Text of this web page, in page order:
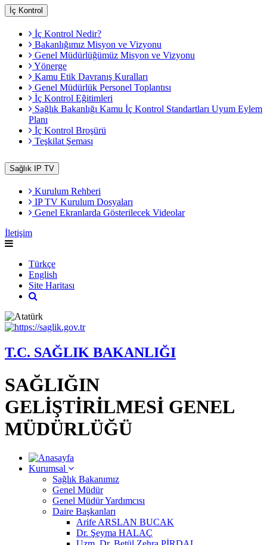
İç Kontrol
İç Kontrol Nedir?
Bakanlığımız Misyon ve Vizyonu
Genel Müdürlüğümüz Misyon ve Vizyonu
Yönerge
Kamu Etik Davranış Kuralları
Genel Müdürlük Personel Toplantısı
İç Kontrol Eğitimleri
Sağlık Bakanlığı Kamu İç Kontrol Standartları Uyum Eylem
Planı
İç Kontrol Broşürü
Teşkilat Şeması
Sağlık IP TV
Kurulum Rehberi
IP TV Kurulum Dosyaları
Genel Ekranlarda Gösterilecek Videolar
İletişim
Türkçe
English
Site Haritası
T.C. SAĞLIK BAKANLIĞI
SAĞLIĞIN
GELİŞTİRİLMESİ GENEL
MÜDÜRLÜĞÜ
Kurumsal
Sağlık Bakanımız
Genel Müdür
Genel Müdür Yardımcısı
Daire Başkanları
Arife ARSLAN BUCAK
Dr. Şeyma HALAÇ